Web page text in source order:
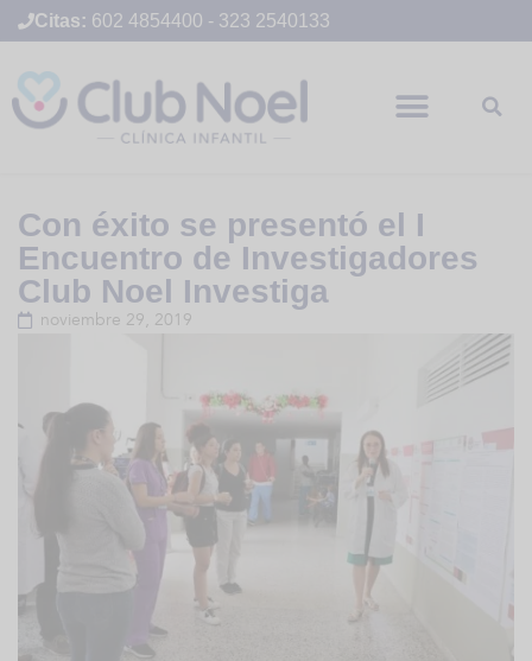
Citas: 602 4854400 - 323 2540133
Con éxito se presentó el I
Encuentro de Investigadores
Club Noel Investiga
noviembre 29, 2019